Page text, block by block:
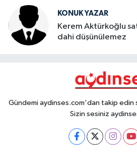
KONUK YAZAR
Kerem Aktürkoğlu
dahi düşünülemez
Gündemi aydinses.com'dan takip edin
Sizin sesiniz